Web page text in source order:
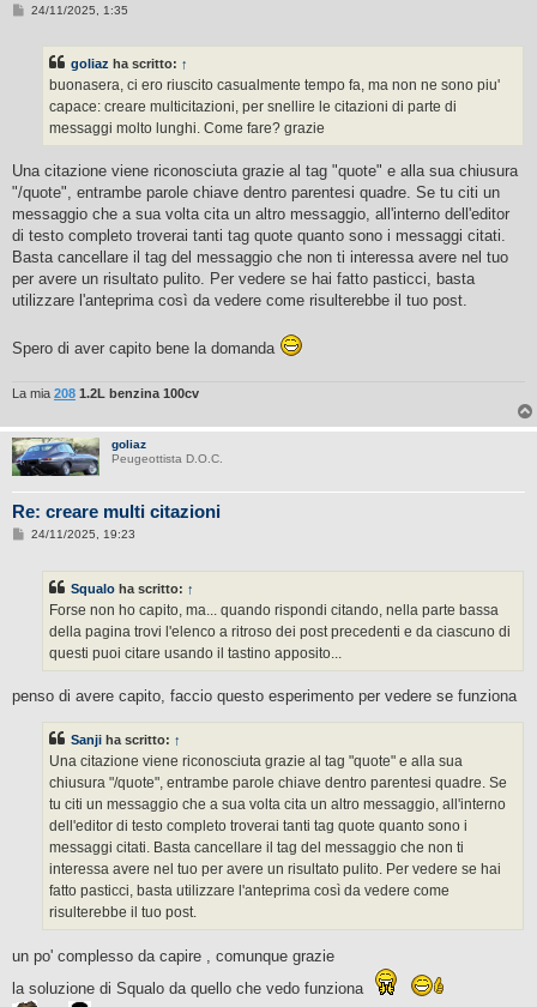
M24/11/2025, 1:35
goliaz ha scritto: ↑
buonasera, ci ero riuscito casualmente tempo fa, ma non ne sono piu'
capace: creare multicitazioni, per snellire le citazioni di parte di
messaggi molto lunghi. Come fare? grazie
Una citazione viene riconosciuta grazie al tag "quote" e alla sua chiusura
"/quote", entrambe parole chiave dentro parentesi quadre. Se tu citi un
messaggio che a sua volta cita un altro messaggio, all'interno dell'editor
di testo completo troverai tanti tag quote quanto sono i messaggi citati.
Basta cancellare il tag del messaggio che non ti interessa avere nel tuo
per avere un risultato pulito. Per vedere se hai fatto pasticci, basta
utilizzare l'anteprima così da vedere come risulterebbe il tuo post.
Spero di aver capito bene la domanda
La mia 208 1.2L benzina 100cv
goliaz
Peugeottista D.O.C.
Re: creare multi citazioni
M24/11/2025, 19:23
Squalo ha scritto: ↑
Forse non ho capito, ma... quando rispondi citando, nella parte bassa
della pagina trovi l'elenco a ritroso dei post precedenti e da ciascuno di
questi puoi citare usando il tastino apposito...
penso di avere capito, faccio questo esperimento per vedere se funziona
Sanji ha scritto: ↑
Una citazione viene riconosciuta grazie al tag "quote" e alla sua
chiusura "/quote", entrambe parole chiave dentro parentesi quadre. Se
tu citi un messaggio che a sua volta cita un altro messaggio, all'interno
dell'editor di testo completo troverai tanti tag quote quanto sono i
messaggi citati. Basta cancellare il tag del messaggio che non ti
interessa avere nel tuo per avere un risultato pulito. Per vedere se hai
fatto pasticci, basta utilizzare l'anteprima così da vedere come
risulterebbe il tuo post.
un po' complesso da capire , comunque grazie
la soluzione di Squalo da quello che vedo funziona